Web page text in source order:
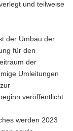
und teilweise
der Umbau der
für den
der
Umleitungen
veröffentlicht.
werden 2023